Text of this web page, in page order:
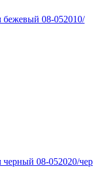
бежевый 08-052010/
черный 08-052020/чер